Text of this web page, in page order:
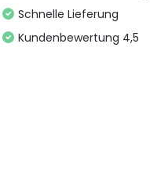
Schnelle Lieferung
Kundenbewertung 4,5